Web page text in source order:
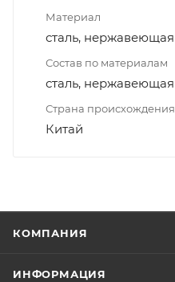
Материал
сталь, нержавеющая
Состав по материалам
сталь, нержавеющая
Страна происхождения
Китай
КОМПАНИЯ
ИНФОРМАЦИЯ